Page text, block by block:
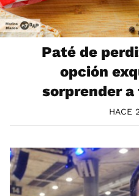
Paté de
opción
sorprender
HACE